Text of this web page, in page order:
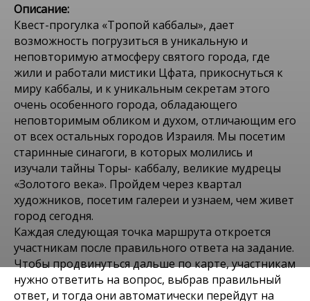
Описание:
Квест-прогулка «Тропой каббалы», дает
возможность погрузиться в уникальную и
неповторимую атмосферу святого города, где
жили и работали мистики Цфата, прикоснуться к
миру каббалы, и к уникальным секретам этого
очень особенного города, обладающего
неповторимым обликом и духом, отличающим его
от всех остальных городов Израиля. Мы посетим
старинные синагоги, в которых молились и
изучали тайны Торы- каббалу, великие мудрецы
«Золотого века». Пройдем через квартал
художников, посетим галереи и узнаем, чем живет
город сегодня.
Каждая следующая точка маршрута откроется
участникам после правильного ответа на задание.
Чтобы продвинуться дальше по карте, участникам
нужно ответить на вопрос, выбрав правильный
ответ, и тогда они автоматически перейдут на